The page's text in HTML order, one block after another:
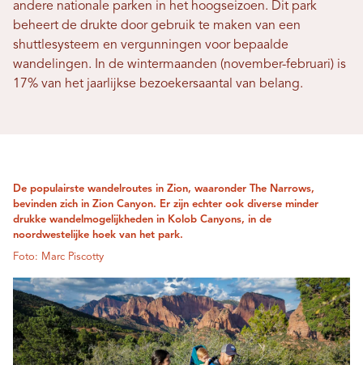
andere nationale parken in het hoogseizoen. Dit park
beheert de drukte door gebruik te maken van een
shuttlesysteem en vergunningen voor bepaalde
wandelingen. In de wintermaanden (november-februari) is
17% van het jaarlijkse bezoekersaantal van belang.
De populairste wandelroutes in Zion, waaronder The Narrows,
bevinden zich in Zion Canyon. Er zijn echter ook diverse minder
drukke wandelmogelijkheden in Kolob Canyons, in de
noordwestelijke hoek van het park.
Foto: Marc Piscotty